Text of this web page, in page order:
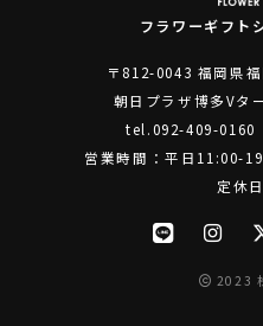
フラワーギフト
〒812-0043 福岡県
朝日プラザ博多Vタ
tel.092-409-0160
営業時間：平日11:00-
定休
2023